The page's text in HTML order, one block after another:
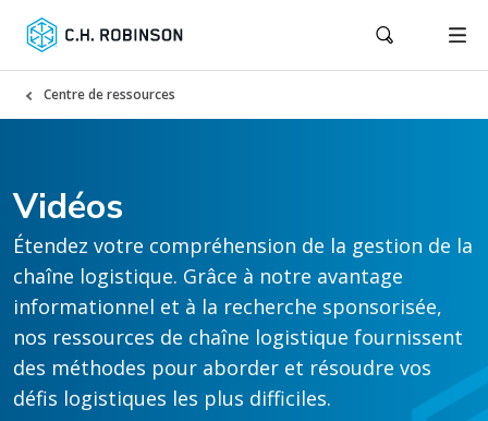
Centre de ressources
Vidéos
Étendez votre compréhension de la gestion de la
chaîne logistique. Grâce à notre avantage
informationnel et à la recherche sponsorisée,
nos ressources de chaîne logistique fournissent
des méthodes pour aborder et résoudre vos
défis logistiques les plus difficiles.